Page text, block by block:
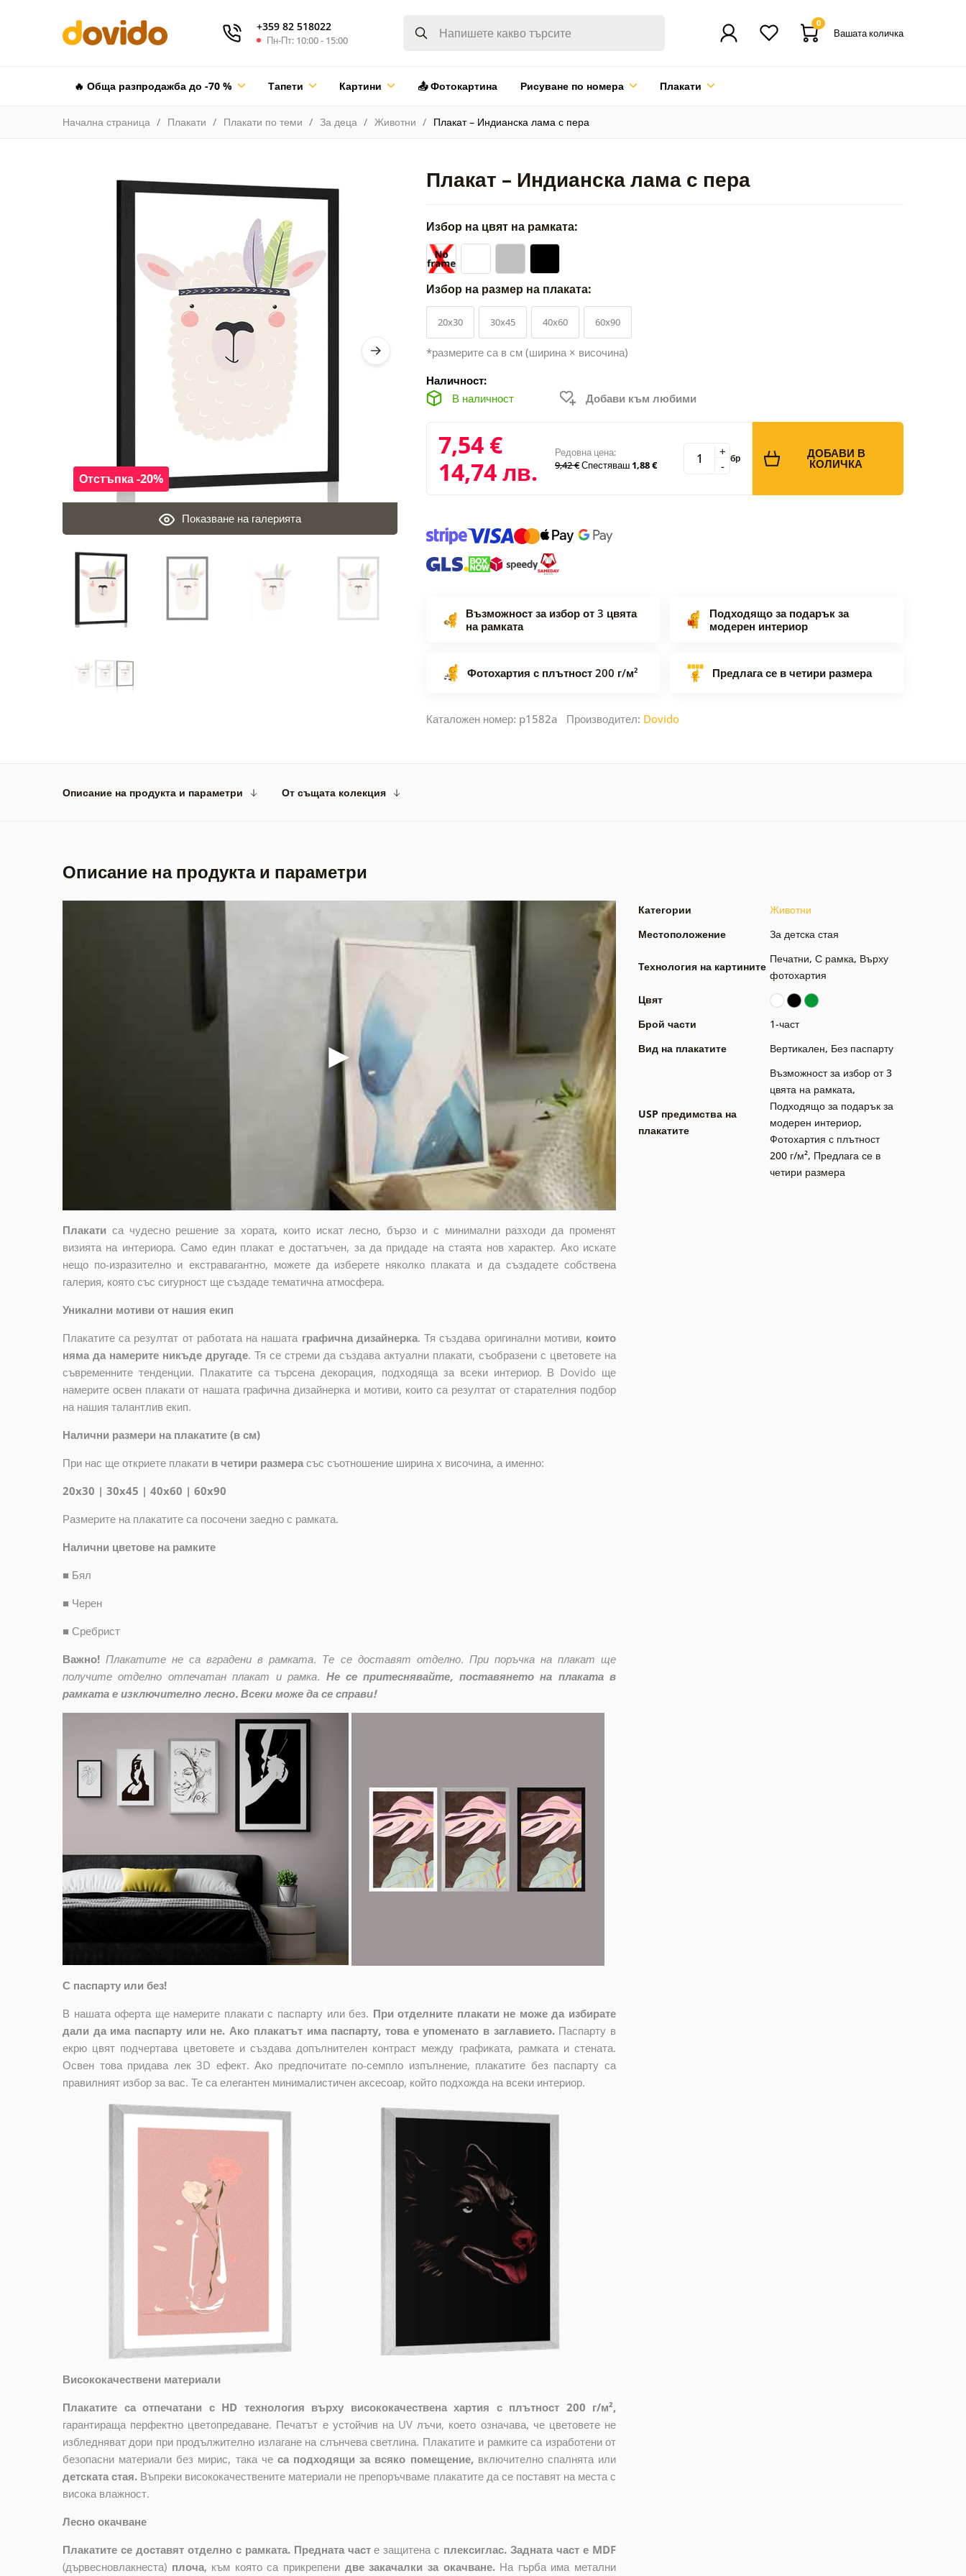
+359 82 518022
Пн-Пт: 10:00 - 15:00
0
Вашата количка
🔥 Обща разпродажба до -70 % Тапети Картини 📤 Фотокартина Рисуване по номера Плакати
Начална страница Плакати Плакати по теми За деца Животни Плакат – Индианска лама с пера
Плакат – Индианска лама с пера
Показване на галерията
Отстъпка -20%
Избор на цвят на рамката:
Избор на размер на плаката:
20x30 30x45 40x60 60x90
*размерите са в см (ширина × височина)
Наличност:
В наличност
Добави към любими
7,54 €
14,74 лв.
Редовна цена:
9,42 €Спестяваш 1,88 € -
+ бр ДОБАВИ В
КОЛИЧКА
Възможност за избор от 3 цвята
на рамката
Подходящо за подарък за
модерен интериор
Фотохартия с плътност 200 г/м² Предлага се в четири размера
Каталожен номер: p1582a Производител: Dovido
Описание на продукта и параметри От същата колекция
Описание на продукта и параметри
Плакати са чудесно решение за хората, които искат лесно, бързо и с минимални разходи да променят
визията на интериора. Само един плакат е достатъчен, за да придаде на стаята нов характер. Ако искате
нещо по-изразително и екстравагантно, можете да изберете няколко плаката и да създадете собствена
галерия, която със сигурност ще създаде тематична атмосфера.
Уникални мотиви от нашия екип
Плакатите са резултат от работата на нашата графична дизайнерка. Тя създава оригинални мотиви, които
няма да намерите никъде другаде. Тя се стреми да създава актуални плакати, съобразени с цветовете на
съвременните тенденции. Плакатите са търсена декорация, подходяща за всеки интериор. В Dovido ще
намерите освен плакати от нашата графична дизайнерка и мотиви, които са резултат от старателния подбор
на нашия талантлив екип.
Налични размери на плакатите (в см)
При нас ще откриете плакати в четири размера със съотношение ширина x височина, а именно:
20x30 | 30x45 | 40x60 | 60x90
Размерите на плакатите са посочени заедно с рамката.
Налични цветове на рамките
■ Бял
■ Черен
■ Сребрист
Важно! Плакатите не са вградени в рамката. Те се доставят отделно. При поръчка на плакат ще
получите отделно отпечатан плакат и рамка. Не се притеснявайте, поставянето на плаката в
рамката е изключително лесно. Всеки може да се справи!
С паспарту или без!
В нашата оферта ще намерите плакати с паспарту или без. При отделните плакати не може да избирате
дали да има паспарту или не. Ако плакатът има паспарту, това е упоменато в заглавието. Паспарту в
екрю цвят подчертава цветовете и създава допълнителен контраст между графиката, рамката и стената.
Освен това придава лек 3D ефект. Ако предпочитате по-семпло изпълнение, плакатите без паспарту са
правилният избор за вас. Те са елегантен минималистичен аксесоар, който подхожда на всеки интериор.
Висококачествени материали
Плакатите са отпечатани с HD технология върху висококачествена хартия с плътност 200 г/м²,
гарантираща перфектно цветопредаване. Печатът е устойчив на UV лъчи, което означава, че цветовете не
избледняват дори при продължително излагане на слънчева светлина. Плакатите и рамките са изработени от
безопасни материали без мирис, така че са подходящи за всяко помещение, включително спалнята или
детската стая. Въпреки висококачествените материали не препоръчваме плакатите да се поставят на места с
висока влажност.
Лесно окачване
Плакатите се доставят отделно с рамката. Предната част е защитена с плексиглас. Задната част е MDF
(дървесновлакнеста) плоча, към която са прикрепени две закачалки за окачване. На гърба има метални
Категории
Животни
Местоположение
За детска стая
Технология на картините
Печатни, С рамка, Върху
фотохартия
Цвят
Брой части
1-част
Вид на плакатите
Вертикален, Без паспарту
USP предимства на
плакатите
Възможност за избор от 3
цвята на рамката,
Подходящо за подарък за
модерен интериор,
Фотохартия с плътност
200 г/м², Предлага се в
четири размера